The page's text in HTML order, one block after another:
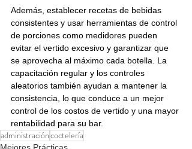
Además, establecer recetas de bebidas
consistentes y usar herramientas de control
de porciones como medidores pueden
evitar el vertido excesivo y garantizar que
se aprovecha al máximo cada botella. La
capacitación regular y los controles
aleatorios también ayudan a mantener la
consistencia, lo que conduce a un mejor
control de los costos de vertido y una mayor
rentabilidad para su bar.
administracióncoctelería